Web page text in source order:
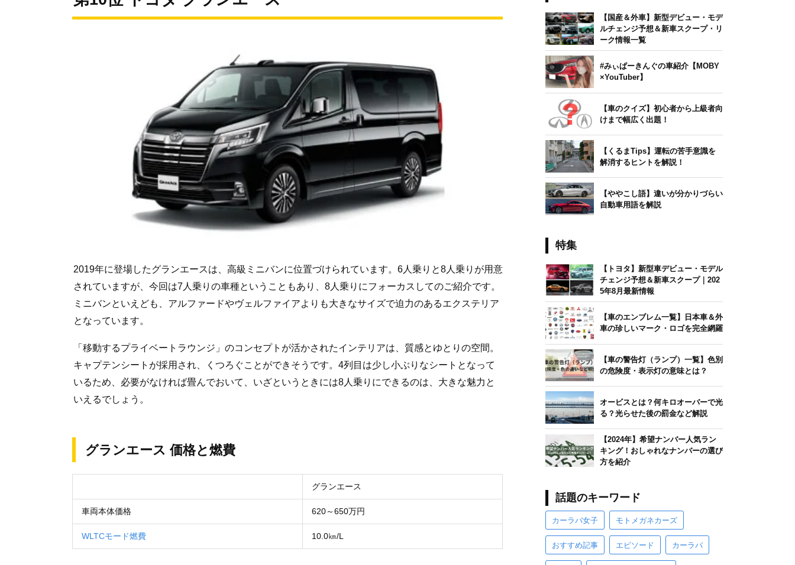
2019年に登場したグランエースは、高級ミニバンに位置づけられています。6人乗りと8人乗りが用意
されていますが、今回は7人乗りの車種ということもあり、8人乗りにフォーカスしてのご紹介です。
ミニバンといえども、アルファードやヴェルファイアよりも大きなサイズで迫力のあるエクステリア
となっています。
「移動するプライベートラウンジ」のコンセプトが活かされたインテリアは、質感とゆとりの空間。
キャプテンシートが採用され、くつろぐことができそうです。4列目は少し小ぶりなシートとなって
いるため、必要がなければ畳んでおいて、いざというときには8人乗りにできるのは、大きな魅力と
いえるでしょう。
グランエース 価格と燃費
グランエース
車両本体価格 620～650万円
WLTCモード燃費 10.0㎞/L
【国産＆外車】新型デビュー・モデ
ルチェンジ予想＆新車スクープ・リ
ーク情報一覧
#みぃぱーきんぐの車紹介【MOBY
×YouTuber】
【車のクイズ】初心者から上級者向
けまで幅広く出題！
【くるまTips】運転の苦手意識を
解消するヒントを解説！
【ややこし語】違いが分かりづらい
自動車用語を解説
特集
【トヨタ】新型車デビュー・モデル
チェンジ予想＆新車スクープ｜202
5年8月最新情報
【車のエンブレム一覧】日本車＆外
車の珍しいマーク・ロゴを完全網羅
【車の警告灯（ランプ）一覧】色別
の危険度・表示灯の意味とは？
オービスとは？何キロオーバーで光
る？光らせた後の罰金など解説
【2024年】希望ナンバー人気ラン
キング！おしゃれなナンバーの選び
方を紹介
話題のキーワード
カーラバ女子 モトメガネカーズ
おすすめ記事 エピソード カーラバ